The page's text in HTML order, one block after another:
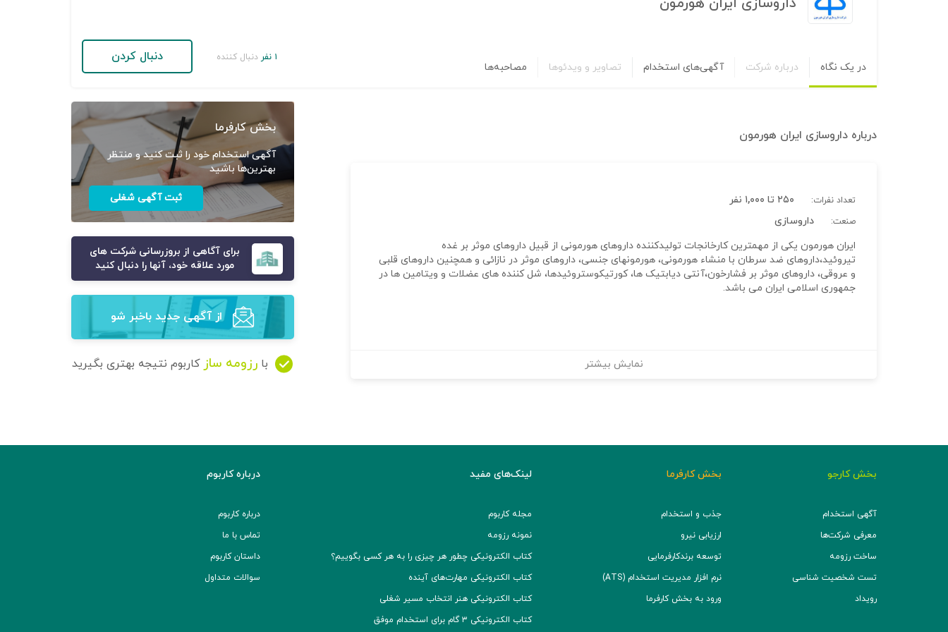
در یک نگاه درباره شرکت آگهی‌های استخدام تصاویر و ویدئوها مصاحبه‌ها
۱ نفر دنبال کننده دنبال کردن
درباره داروسازی ایران هورمون
تعداد نفرات: ۲۵۰ تا ۱,۰۰۰ نفر
صنعت:
داروسازی
ایران هورمون یکی از مهمترین کارخانجات تولیدکننده داروهای هورمونی از قبیل داروهای موثر بر غده
تیروئید،داروهای ضد سرطان با منشاء هورمونی، هورمونهای جنسی، داروهای موثر در نازائی و همچنین داروهای قلبی
و عروقی، داروهای موثر بر فشارخون،آنتی دیابتیک ها، کورتیکوستروئیدها، شل کننده های عضلات و ویتامین ها در
جمهوری اسلامی ایران می باشد.
نمایش بیشتر
بخش کارفرما
آگهی استخدام خود را ثبت کنید و منتظر
بهترین‌ها باشید
ثبت آگهی شغلی
برای آگاهی از بروزرسانی شرکت های
مورد علاقه خود، آنها را دنبال کنید
از آگهی‌ جدید باخبر شو
با رزومه ساز کاربوم نتیجه بهتری بگیرید
بخش کارجو
آگهی استخدام
معرفی شرکت‌ها
ساخت رزومه
تست شخصیت شناسی
رویداد
بخش کارفرما
جذب و استخدام
ارزیابی نیرو
توسعه برند‌کارفرمایی
نرم افزار مدیریت استخدام (ATS)
ورود به بخش کارفرما
لینک‌های مفید
مجله کاربوم
نمونه رزومه
کتاب الکترونیکی چطور هر چیزی را به هر کسی بگوییم؟
کتاب الکترونیکی مهارت‌های آینده
کتاب الکترونیکی هنر انتخاب مسیر شغلی
کتاب الکترونیکی ۳ گام برای استخدام موفق
درباره کاربوم
درباره کاربوم
تماس با ما
داستان کاربوم
سوالات متداول